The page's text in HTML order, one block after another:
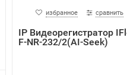
избранное сравнить
IP Видеорегистратор
F-NR-232/2(AI-Seek)